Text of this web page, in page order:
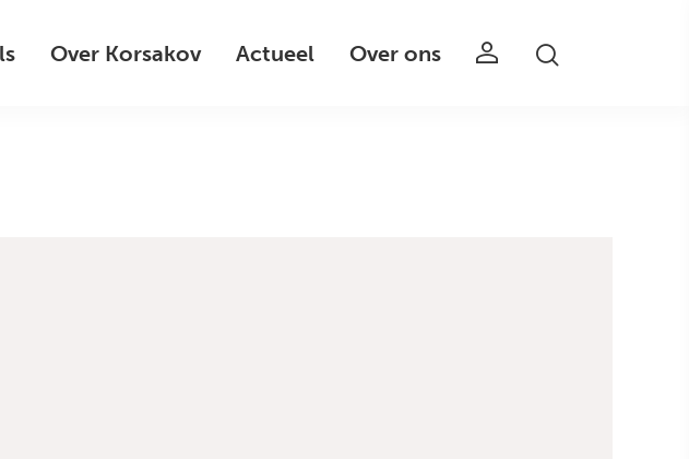
Over Korsakov Actueel Over ons